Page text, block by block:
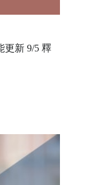
更新 9/5 釋